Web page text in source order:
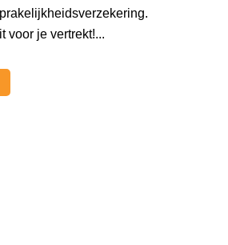
voor je vertrekt!...